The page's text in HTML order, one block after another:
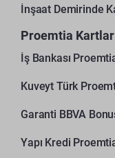
İnşaat Demirinde
Proemtia Kartlar
İş Bankası
Kuveyt Türk
Garanti BBVA
Yapı Kredi